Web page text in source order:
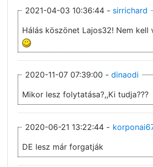
2021-04-03 10:36:44 - sirrichard
Hálás köszönet Lajos32! Nem kell
2020-11-07 07:39:00 - dinaodi
Mikor lesz folytatása?,,Ki tudja???
2020-06-21 13:22:44 -
DE lesz már forgatják